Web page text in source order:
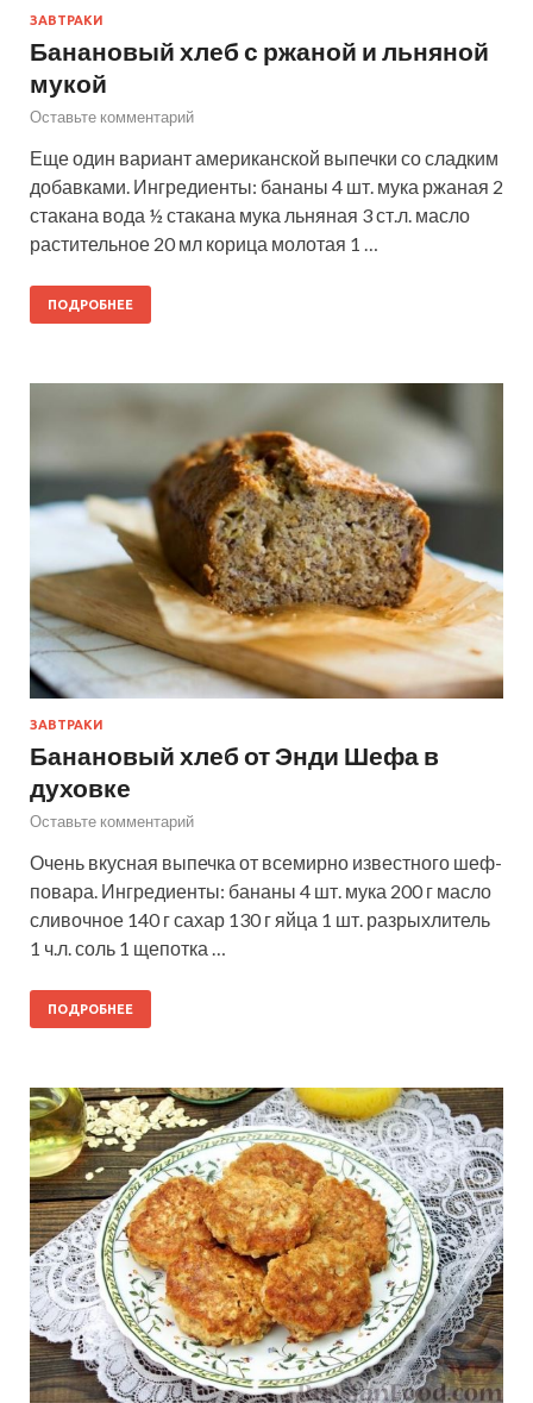
ЗАВТРАКИ
Банановый хлеб с ржаной и льняной
мукой
Оставьте комментарий
Еще один вариант американской выпечки со сладким
добавками. Ингредиенты: бананы 4 шт. мука ржаная 2
стакана вода ½ стакана мука льняная 3 ст.л. масло
растительное 20 мл корица молотая 1 …
ПОДРОБНЕЕ
ЗАВТРАКИ
Банановый хлеб от Энди Шефа в
духовке
Оставьте комментарий
Очень вкусная выпечка от всемирно известного шеф-
повара. Ингредиенты: бананы 4 шт. мука 200 г масло
сливочное 140 г сахар 130 г яйца 1 шт. разрыхлитель
1 ч.л. соль 1 щепотка …
ПОДРОБНЕЕ